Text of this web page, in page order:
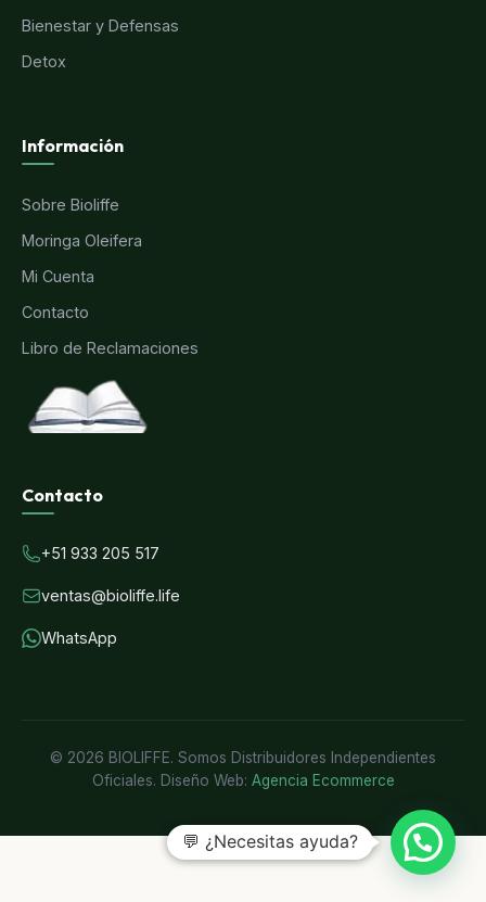
Bienestar y Defensas
Detox
Información
Sobre Bioliffe
Moringa Oleifera
Mi Cuenta
Contacto
Libro de Reclamaciones
Contacto
+51 933 205 517
ventas@bioliffe.life
WhatsApp
© 2026 BIOLIFFE. Somos Distribuidores Independientes
Oficiales. Diseño Web: Agencia Ecommerce
💬 ¿Necesitas ayuda?